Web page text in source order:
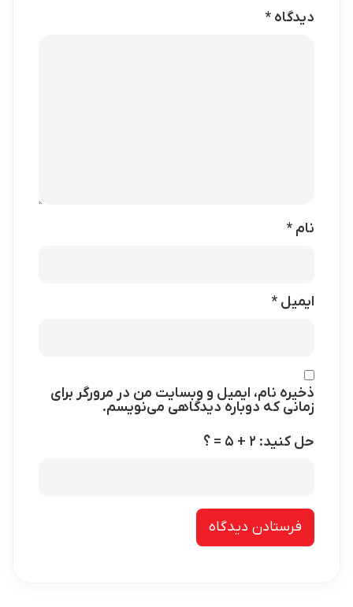
دیدگاه *
نام *
ایمیل *
ذخیره نام، ایمیل و وبسایت من در مرورگر برای
زمانی که دوباره دیدگاهی می‌نویسم.
حل کنید: ۲ + ۵ = ؟